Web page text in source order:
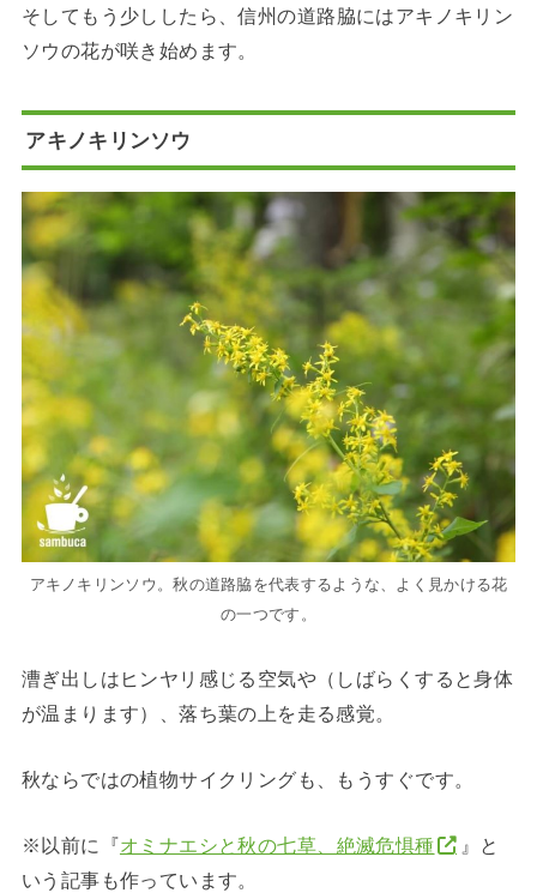
そして もう少ししたら、信州の道路脇にはアキノキリン
ソウの花が咲き始めます。
アキノキリンソウ
アキノキリンソウ。秋の道路脇を代表するような、よく見かける花
の一つです。
漕ぎ出しはヒンヤリ感じる空気や（しばらくすると身体
が温まります）、落ち葉の上を走る感覚。
秋ならではの植物サイクリングも、もうすぐです。
※以前に『オミナエシと秋の七草、絶滅危惧種
』と
いう記事も作っています。